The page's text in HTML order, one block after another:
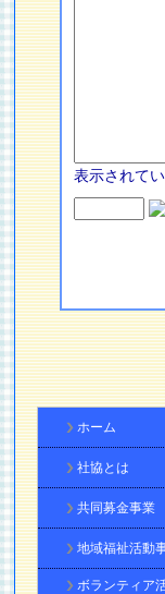
表示されて
ホーム
社協とは
共同募金事業
地域福祉活動
ボランティア